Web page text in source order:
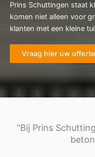
Prins Schuttingen staat
komen niet alleen voor
klanten met een kleine
Vraag hier uw
“Bij Prins